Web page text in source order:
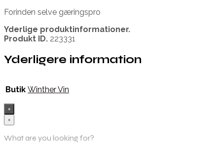
Forinden selve gæringspro
Yderlige produktinformationer.
Produkt ID. 223331
Yderligere information
Butik Winther Vin
×
×
What are you looking for?